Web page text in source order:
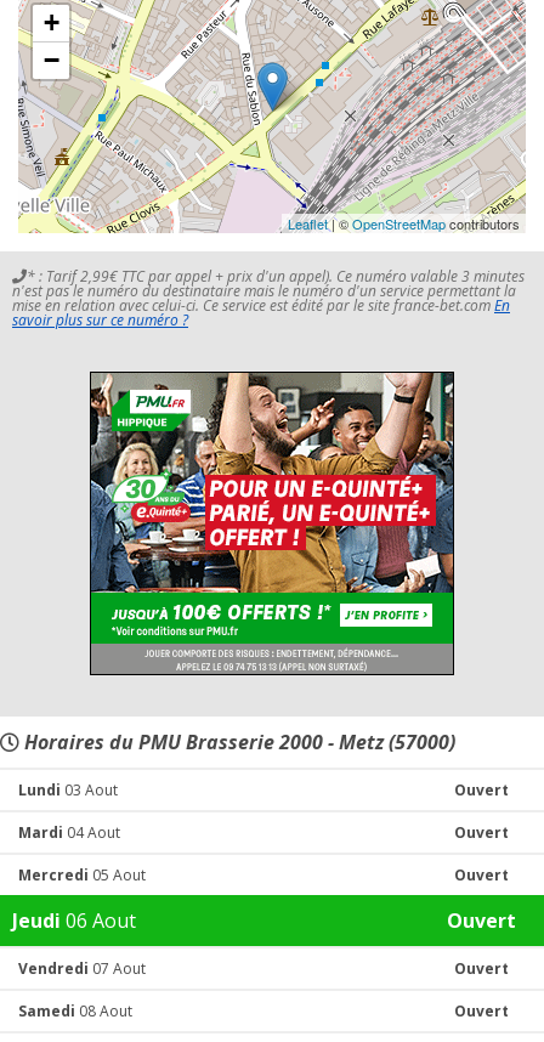
+
−
Leaflet| ©OpenStreetMapcontributors
* : Tarif 2,99€ TTC par appel + prix d'un appel). Ce numéro valable 3 minutes
n'est pas le numéro du destinataire mais le numéro d'un service permettant la
mise en relation avec celui-ci. Ce service est édité par le site france-bet.comEn
savoir plus sur ce numéro ?
Horaires du PMU Brasserie 2000 - Metz (57000)
Lundi 03 Aout Ouvert
Mardi 04 Aout Ouvert
Mercredi 05 Aout Ouvert
Jeudi 06 Aout Ouvert
Vendredi 07 Aout Ouvert
Samedi 08 Aout Ouvert